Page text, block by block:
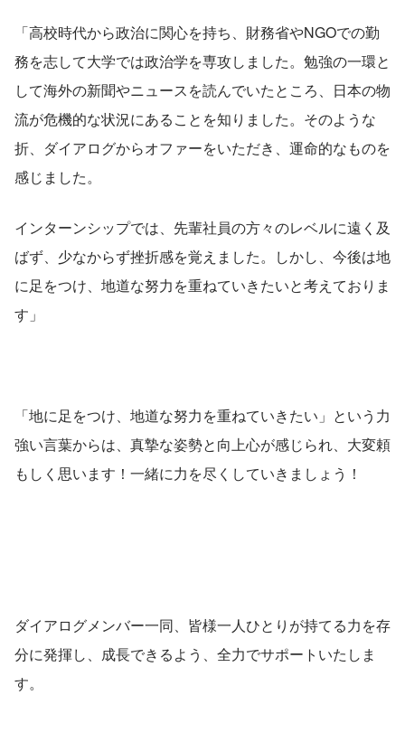
「高校時代から政治に関心を持ち、財務省やNGOでの勤
務を志して大学では政治学を専攻しました。勉強の一環と
して海外の新聞やニュースを読んでいたところ、日本の物
流が危機的な状況にあることを知りました。そのような
折、ダイアログからオファーをいただき、運命的なものを
感じました。
インターンシップでは、先輩社員の方々のレベルに遠く及
ばず、少なからず挫折感を覚えました。しかし、今後は地
に足をつけ、地道な努力を重ねていきたいと考えておりま
す」
「地に足をつけ、地道な努力を重ねていきたい」という力
強い言葉からは、真摯な姿勢と向上心が感じられ、大変頼
もしく思います！一緒に力を尽くしていきましょう！
ダイアログメンバー一同、皆様一人ひとりが持てる力を存
分に発揮し、成長できるよう、全力でサポートいたしま
す。